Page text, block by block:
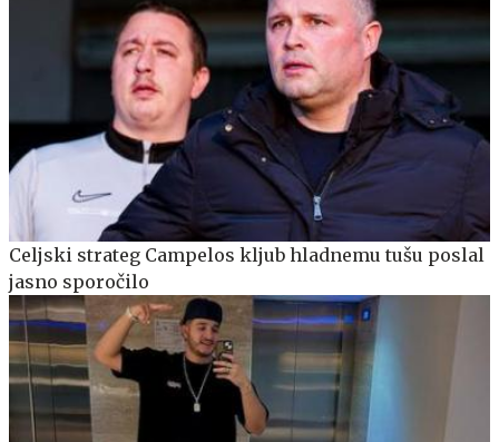
Celjski strateg Campelos kljub hladnemu tušu poslal
jasno sporočilo